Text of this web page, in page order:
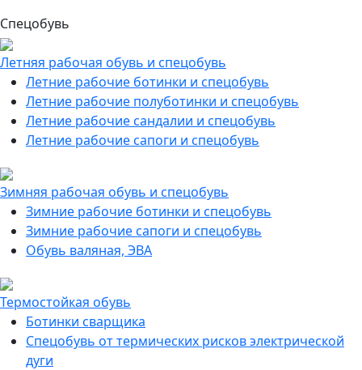
Спецобувь
Летняя рабочая обувь и спецобувь
Летние рабочие ботинки и спецобувь
Летние рабочие полуботинки и спецобувь
Летние рабочие сандалии и спецобувь
Летние рабочие сапоги и спецобувь
Зимняя рабочая обувь и спецобувь
Зимние рабочие ботинки и спецобувь
Зимние рабочие сапоги и спецобувь
Обувь валяная, ЭВА
Термостойкая обувь
Ботинки сварщика
Спецобувь от термических рисков электрической
дуги